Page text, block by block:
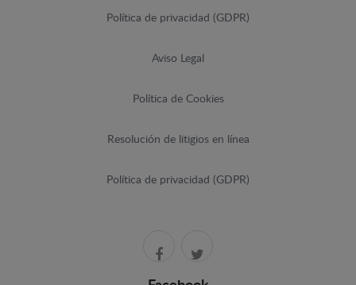
Política de privacidad (GDPR)
Aviso Legal
Política de Cookies
Resolución de litigios en línea
Política de privacidad (GDPR)